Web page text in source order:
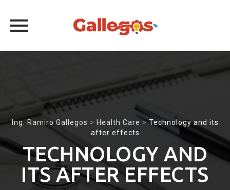
Ing. Ramiro Gallegos > Health Care >Technology and its
after effects
TECHNOLOGY AND
ITS AFTER EFFECTS